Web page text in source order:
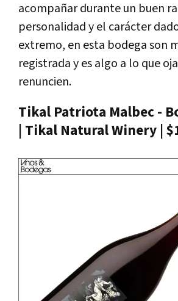
acompañar durante un buen
personalidad y el carácter
extremo, en esta bodega son
registrada y es algo a lo que
renuncien.
Tikal Patriota Malbec -
| Tikal Natural Winery |